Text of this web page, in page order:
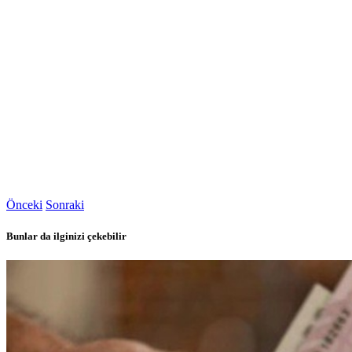
Önceki Sonraki
Bunlar da ilginizi çekebilir